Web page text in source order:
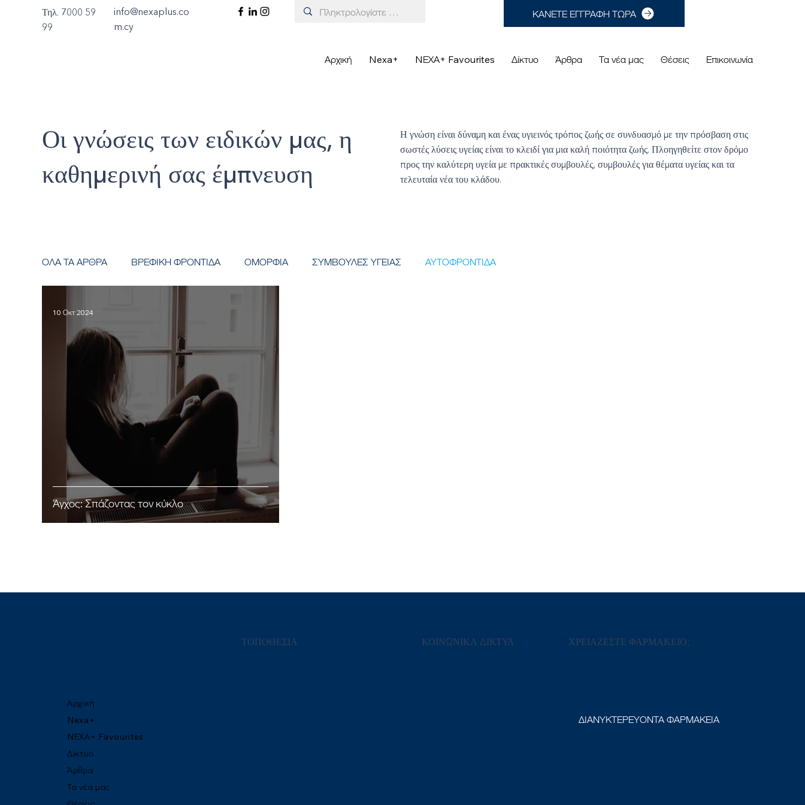
Αρχική Nexa+ NΕΧΑ+ Favourites Δίκτυο Άρθρα Τα νέα μας Θέσεις Επικοινωνία
Τηλ. 7000 59
99
info@nexaplus.co
m.cy
ΚΑΝΕΤΕ ΕΓΓΡΑΦΗ ΤΩΡΑ
Η γνώση είναι δύναμη και ένας υγιεινός τρόπος ζωής σε συνδυασμό με την πρόσβαση στις
σωστές λύσεις υγείας είναι το κλειδί για μια καλή ποιότητα ζωής. Πλοηγηθείτε στον δρόμο
προς την καλύτερη υγεία με πρακτικές συμβουλές, συμβουλές για θέματα υγείας και τα
τελευταία νέα του κλάδου.
Οι γνώσεις των ειδικών μας, η
καθημερινή σας έμπνευση
ΟΛΑ ΤΑ ΑΡΘΡΑ ΒΡΕΦΙΚΗ ΦΡΟΝΤΙΔΑ ΟΜΟΡΦΙΑ ΣΥΜΒΟΥΛΕΣ ΥΓΕΙΑΣ ΑΥΤΟΦΡΟΝΤΙΔΑ
Άγχος: Σπάζοντας τον κύκλο
10 Οκτ 2024
Αρχική
Nexa+
NΕΧΑ+ Favourites
Δίκτυο
Άρθρα
Τα νέα μας
ΤΟΠΟΘΕΣΙΑ ΚΟΙΝΩΝΙΚΑ ΔΙΚΤΥΑ ΧΡΕΙΑΖΕΣΤΕ ΦΑΡΜΑΚΕΙΟ;
ΔΙΑΝΥΚΤΕΡΕΥΟΝΤΑ ΦΑΡΜΑΚΕΙΑ